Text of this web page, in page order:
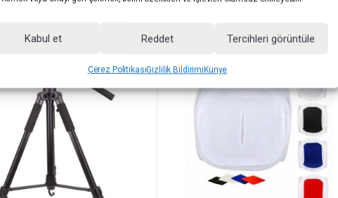
Kabul et Reddet Tercihleri görüntüle
Çerez PolitikasıGizlilik BildirimiKünye
Tripod
Çadırı (80×80 cm)